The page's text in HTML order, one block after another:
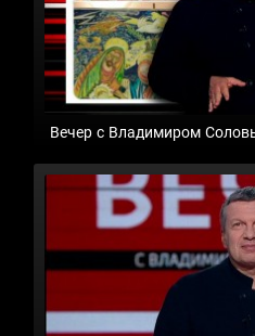
Вечер с Владимиром